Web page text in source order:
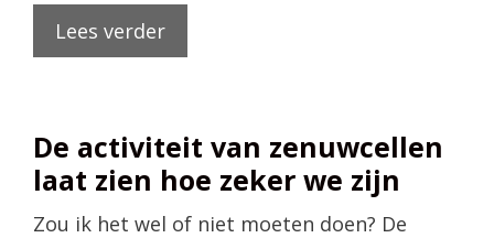
Lees verder
De activiteit van zenuwcellen
laat zien hoe zeker we zijn
Zou ik het wel of niet moeten doen? De